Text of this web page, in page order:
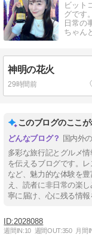
ビット
グです
日常の
ちゃん
神明の花火
29時間前
このブログのここ
国内外
多彩な旅行記とグルメ
を伝えるブログです。
など、魅力的な体験を
え、読者に非日常の楽
寧に届け、心に残る情報
2028088
週間IN:10 週間OUT:350 月間